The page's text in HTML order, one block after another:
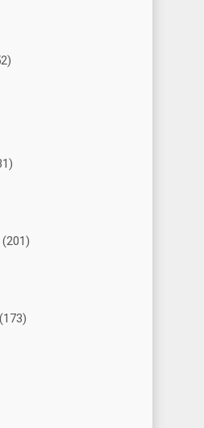
(201)
(173)